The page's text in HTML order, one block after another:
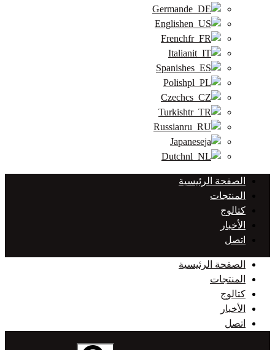
German
English
French
Italian
Spanish
Polish
Czech
Turkish
Russian
Japanese
Dutch
الصفحة الرئيسية
المنتجات
كتالوج
الأخبار
اتصل
الصفحة الرئيسية
المنتجات
كتالوج
الأخبار
اتصل